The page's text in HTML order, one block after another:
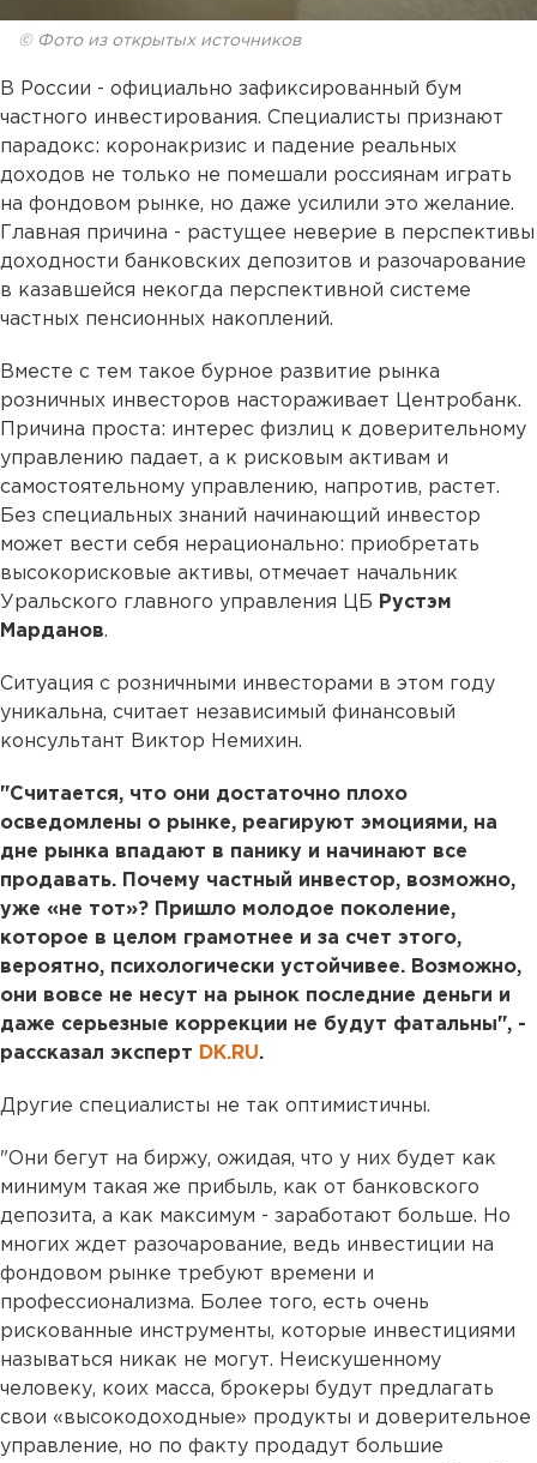
© Фото из открытых источников
В России - официально зафиксированный бум
частного инвестирования. Специалисты признают
парадокс: коронакризис и падение реальных
доходов не только не помешали россиянам играть
на фондовом рынке, но даже усилили это желание.
Главная причина - растущее неверие в перспективы
доходности банковских депозитов и разочарование
в казавшейся некогда перспективной системе
частных пенсионных накоплений.
Вместе с тем такое бурное развитие рынка
розничных инвесторов настораживает Центробанк.
Причина проста: интерес физлиц к доверительному
управлению падает, а к рисковым активам и
самостоятельному управлению, напротив, растет.
Без специальных знаний начинающий инвестор
может вести себя нерационально: приобретать
высокорисковые активы, отмечает начальник
Уральского главного управления ЦБ Рустэм
Марданов.
Ситуация с розничными инвесторами в этом году
уникальна, считает независимый финансовый
консультант Виктор Немихин.
"Считается, что они достаточно плохо
осведомлены о рынке, реагируют эмоциями, на
дне рынка впадают в панику и начинают все
продавать. Почему частный инвестор, возможно,
уже «не тот»? Пришло молодое поколение,
которое в целом грамотнее и за счет этого,
вероятно, психологически устойчивее. Возможно,
они вовсе не несут на рынок последние деньги и
даже серьезные коррекции не будут фатальны", -
рассказал эксперт DK.RU.
Другие специалисты не так оптимистичны.
"Они бегут на биржу, ожидая, что у них будет как
минимум такая же прибыль, как от банковского
депозита, а как максимум - заработают больше. Но
многих ждет разочарование, ведь инвестиции на
фондовом рынке требуют времени и
профессионализма. Более того, есть очень
рискованные инструменты, которые инвестициями
называться никак не могут. Неискушенному
человеку, коих масса, брокеры будут предлагать
свои «высокодоходные» продукты и доверительное
управление, но по факту продадут большие